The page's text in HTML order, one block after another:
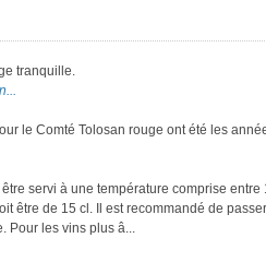
tranquille.
le Comté Tolosan rouge ont été les
servi à une température comprise entre
être de 15 cl. Il est recommandé de
Pour les vins plus â...